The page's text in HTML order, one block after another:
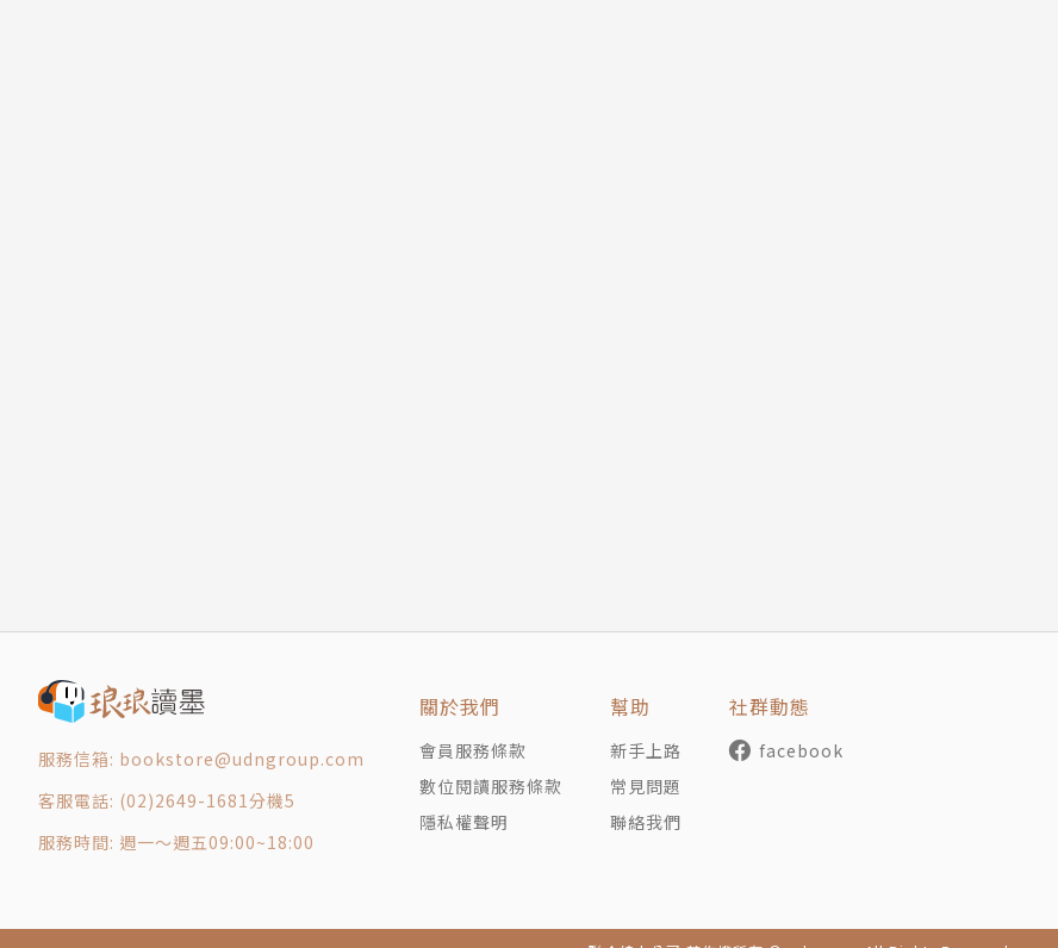
服務信箱: bookstore@udngroup.com
客服電話: (02)2649-1681分機5
服務時間: 週一～週五09:00~18:00
關於我們
會員服務條款
數位閱讀服務條款
隱私權聲明
幫助
新手上路
常見問題
聯絡我們
社群動態
facebook